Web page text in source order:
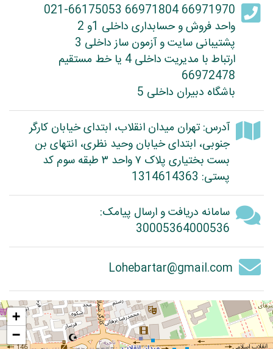
66971970 66971804 021-66175053
واحد فروش و حسابداری داخلی 1و 2
پشتیبانی سایت و آزمون ساز داخلی 3
ارتباط با مدیریت داخلی 4 یا خط مستقیم
66972478
باشگاه دبیران داخلی 5
آدرس: تهران میدان انقلاب، ابتدای خیابان کارگر
جنوبی، ابتدای خیابان وحید نظری، انتهای بن
بست بختیاری پلاک ۷ واحد ۳ طبقه سوم کد
پستی: 1314614363
سامانه دریافت و ارسال پیامک:
30005364000536
Lohebartar@gmail.com
+
−